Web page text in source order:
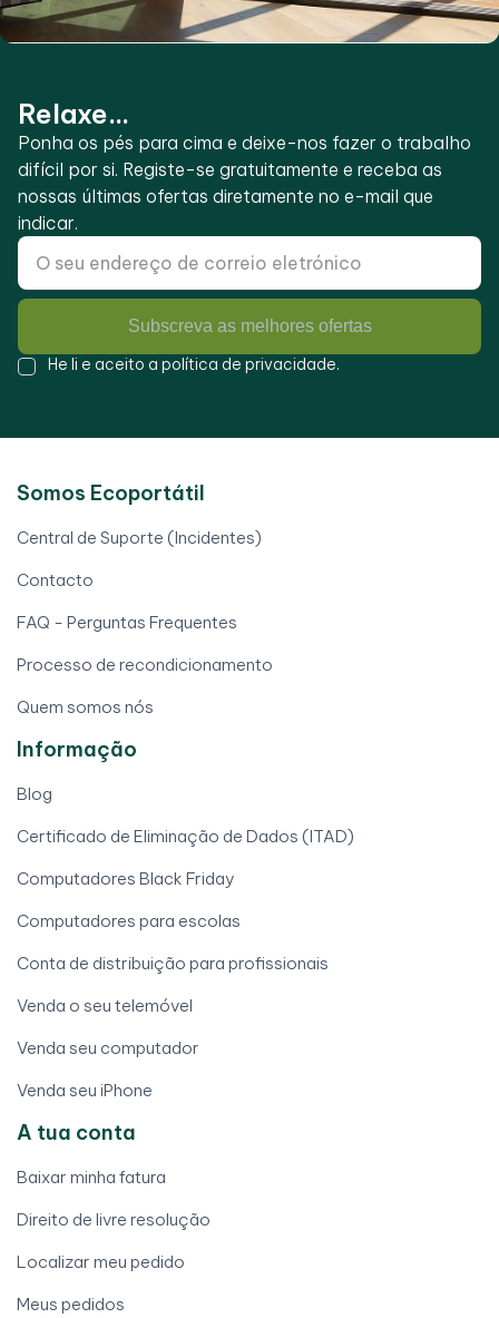
Relaxe...
Ponha os pés para cima e deixe-nos fazer o trabalho
difícil por si. Registe-se gratuitamente e receba as
nossas últimas ofertas diretamente no e-mail que
indicar.
Subscreva as melhores ofertas
He li e aceito a política de privacidade.
Somos Ecoportátil
Central de Suporte (Incidentes)
Contacto
FAQ - Perguntas Frequentes
Processo de recondicionamento
Quem somos nós
Informação
Blog
Certificado de Eliminação de Dados (ITAD)
Computadores Black Friday
Computadores para escolas
Conta de distribuição para profissionais
Venda o seu telemóvel
Venda seu computador
Venda seu iPhone
A tua conta
Baixar minha fatura
Direito de livre resolução
Localizar meu pedido
Meus pedidos